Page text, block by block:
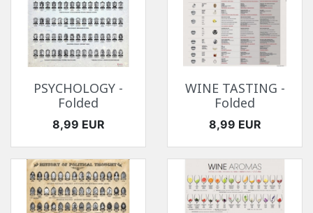
PSYCHOLOGY -
Folded
Ár
8,99 EUR
WINE TASTING -
Folded
Ár
8,99 EUR